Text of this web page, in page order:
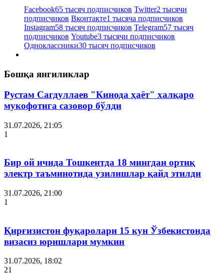
Facebook65 тысяч подписчиков Twitter2 тысячи
подписчиков Вконтакте1 тысяча подписчиков
Instagram58 тысяч подписчиков Telegram57 тысяч
подписчиков Youtube3 тысячи подписчиков
Одноклассники30 тысяч подписчиков
Бошқа янгиликлар
Рустам Сагдуллаев "Кинода ҳаёт" халқаро
мукофотига сазовор бўлди
31.07.2026, 21:05
1
Бир ой ичида Тошкентда 18 мингдан ортиқ
электр таъминотида узилишлар қайд этилди
31.07.2026, 21:00
1
Қирғизистон фуқаролари 15 кун Ўзбекистонда
визасиз юришлари мумкин
31.07.2026, 18:02
21